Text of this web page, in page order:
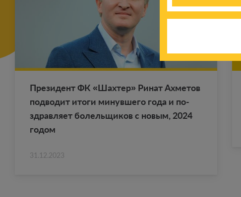
Пре­зи­дент ФК «Шах­тер» Ринат Ах­ме­тов
под­во­дит итоги ми­нув­ше­го года и по­
здрав­ля­ет бо­лель­щи­ков с новым, 2024
годом
31.12.2023